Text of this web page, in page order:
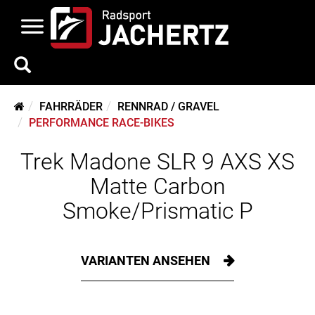
FAHRRÄDER
RENNRAD / GRAVEL
PERFORMANCE RACE-BIKES
Trek Madone SLR 9 AXS XS
Matte Carbon
Smoke/Prismatic P
VARIANTEN ANSEHEN